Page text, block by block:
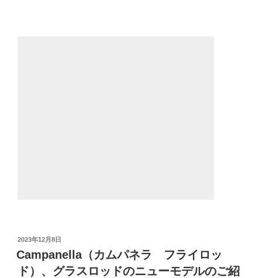
投
稿
日:
2023年12月8日
Campanella（カムパネラ フライロッ
ド）、グラスロッドのニューモデルのご紹